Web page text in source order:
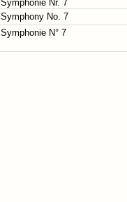
Symphonie Nr. 7
Symphony No. 7
Symphonie N° 7